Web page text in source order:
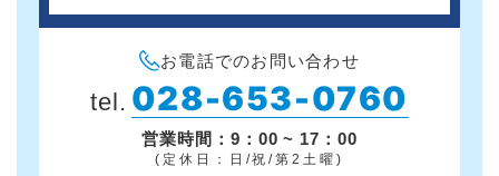
お電話でのお問い合わせ
tel. 028-653-0760
営業時間：9：00 ~ 17：00
(定休日：日/祝/第2土曜)